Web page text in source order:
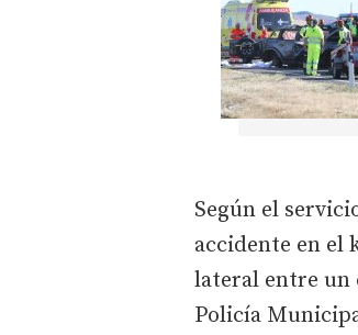
Según el
accidente en el
lateral entre un
Policía